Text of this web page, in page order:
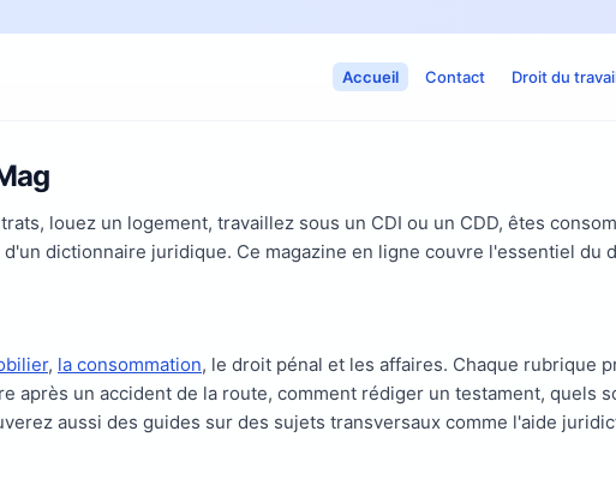
Accueil Contact Droit du
louez un logement, travaillez sous un CDI ou un CDD, êtes
dictionnaire juridique. Ce magazine en ligne couvre l'essentiel du
, la consommation, le droit pénal et les affaires. Chaque rubrique
un accident de la route, comment rédiger un testament, quels
aussi des guides sur des sujets transversaux comme l'aide